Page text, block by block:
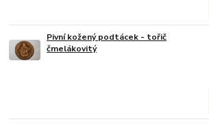
Pivní kožený podtácek - tořič
čmelákovitý